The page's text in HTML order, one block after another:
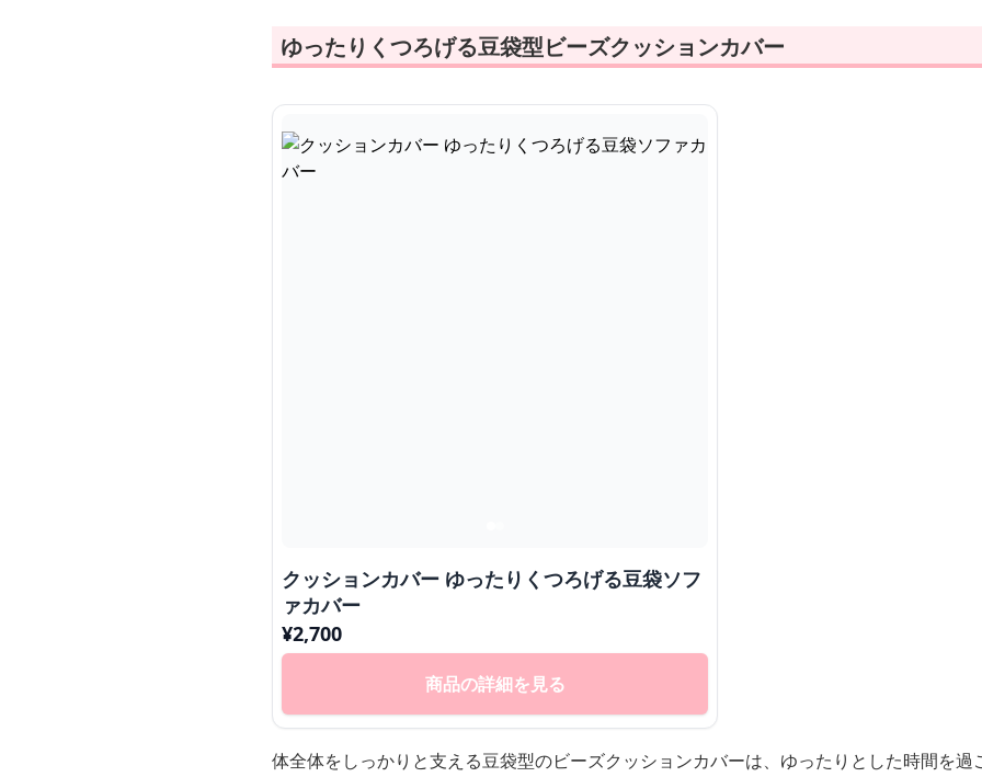
ゆったりくつろげる豆袋型ビーズクッションカバー
クッションカバー ゆったりくつろげる豆袋ソフ
ァカバー
¥2,700
商品の詳細を見る
体全体をしっかりと支える豆袋型のビーズクッションカバーは、ゆったりとした時間を過